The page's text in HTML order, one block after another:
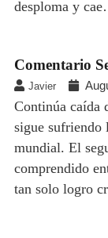
desploma y
Comentario
Javier
Continúa caída
sigue sufriendo
mundial. El
comprendido
tan solo logro